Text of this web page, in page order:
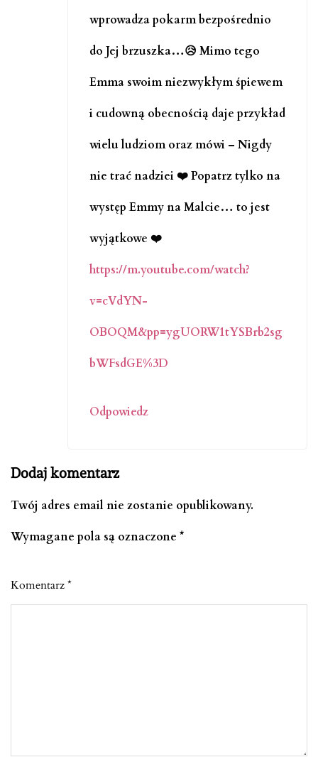
wprowadza pokarm bezpośrednio
do Jej brzuszka…😥 Mimo tego
Emma swoim niezwykłym śpiewem
i cudowną obecnością daje przykład
wielu ludziom oraz mówi – Nigdy
nie trać nadziei ❤️ Popatrz tylko na
występ Emmy na Malcie… to jest
wyjątkowe ❤️
https://m.youtube.com/watch?
v=cVdYN-
OBOQM&pp=ygUORW1tYSBrb2sg
bWFsdGE%3D
Odpowiedz
Dodaj komentarz
Twój adres email nie zostanie opublikowany.
Wymagane pola są oznaczone *
Komentarz*